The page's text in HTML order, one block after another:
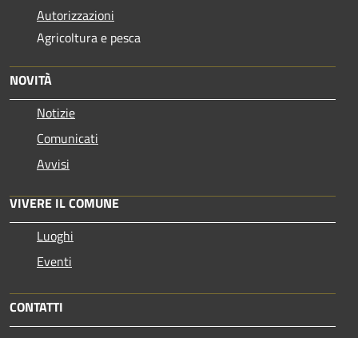
Autorizzazioni
Agricoltura e pesca
NOVITÀ
Notizie
Comunicati
Avvisi
VIVERE IL COMUNE
Luoghi
Eventi
CONTATTI